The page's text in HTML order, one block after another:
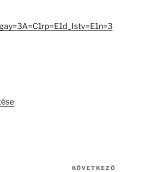
KÖVETKEZŐ